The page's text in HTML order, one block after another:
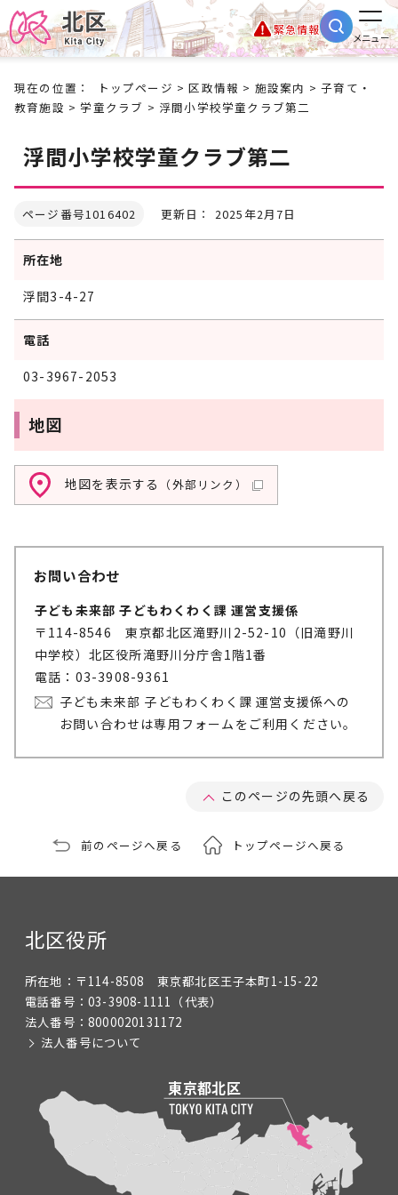
緊急情報
メニュー
現在の位置： トップページ >区政情報 > 施設案内 >子育て・
教育施設 > 学童クラブ > 浮間小学校学童クラブ第二
浮間小学校学童クラブ第二
ページ番号1016402 更新日： 2025年2月7日
所在地
浮間3-4-27
電話
03-3967-2053
地図
地図を表示する （外部リンク）
お問い合わせ
子ども未来部 子どもわくわく課 運営支援係
〒114-8546 東京都北区滝野川2-52-10（旧滝野川
中学校）北区役所滝野川分庁舎1階1番
電話：03-3908-9361
子ども未来部 子どもわくわく課 運営支援係への
お問い合わせは専用フォームをご利用ください。
このページの先頭へ戻る
前のページへ戻る トップページへ戻る
北区役所
所在地： 〒114-8508 東京都北区王子本町1-15-22
電話番号： 03-3908-1111 （代表）
法人番号： 8000020131172
法人番号について